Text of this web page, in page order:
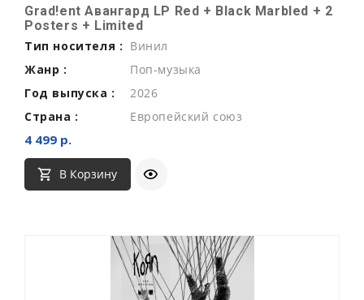
Grad!ent Авангард LP Red + Black Marbled + 2
Posters + Limited
Тип носителя : Винил
Жанр :
Поп-музыка
Год выпуска :
2026
Страна :
Европейский союз
4 499 р.
В Корзину